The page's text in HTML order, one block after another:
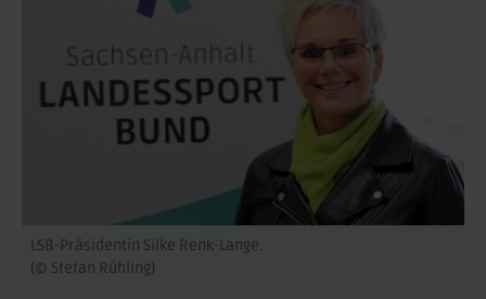
LSB-Präsidentin Silke Renk-Lange.
(© Stefan Rühling)